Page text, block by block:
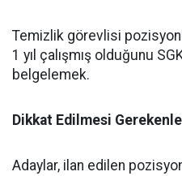
Temizlik görevlisi
1 yıl çalışmış olduğunu
belgelemek.
Dikkat Edilmesi
Adaylar, ilan edilen